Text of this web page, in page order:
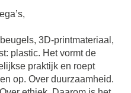
3D-printmateriaal,
plastic. Het vormt de
praktijk en roept
op. Over duurzaamheid.